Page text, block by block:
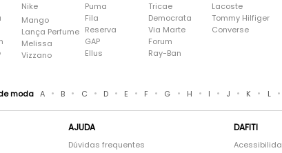
Nike
Mango
Lança Perfume
Melissa
Vizzano
Puma
Fila
Reserva
GAP
Ellus
Tricae
Democrata
Via Marte
Forum
Ray-Ban
Lacoste
Tommy Hilfiger
Converse
moda A • B • C • D • E • F • G • H • I • J • K • L •
AJUDA
Dúvidas frequentes
DAFITI